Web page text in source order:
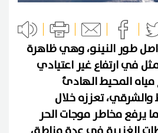
طور النينو، وهي ظاهرة
في ارتفاع غير اعتيادي
المحيط الهادئ
والشرقي، تعززه خلال
يرفع مخاطر موجات الحر